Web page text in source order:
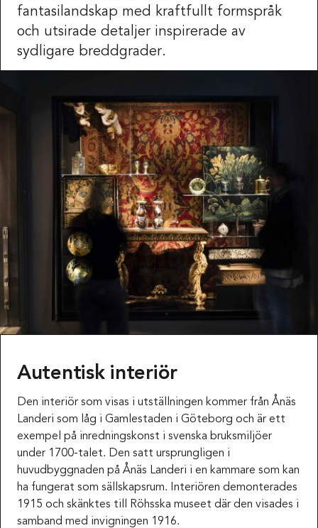
fantasilandskap med kraftfullt formspråk
och utsirade detaljer inspirerade av
sydligare breddgrader.
Autentisk interiör
Den interiör som visas i utställningen kommer från Ånäs
Landeri som låg i Gamlestaden i Göteborg och är ett
exempel på inredningskonst i svenska bruksmiljöer
under 1700-talet. Den satt ursprungligen i
huvudbyggnaden på Ånäs Landeri i en kammare som kan
ha fungerat som sällskapsrum. Interiören demonterades
1915 och skänktes till Röhsska museet där den visades i
samband med invigningen 1916.